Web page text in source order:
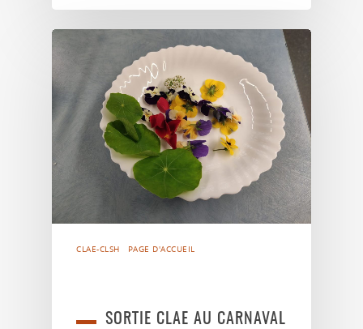
CLAE-CLSH PAGE D'ACCUEIL
SORTIE CLAE AU CARNAVAL